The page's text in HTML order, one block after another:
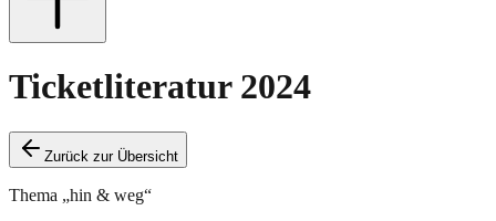
Ticketliteratur 2024
Zurück zur Übersicht
Thema „hin & weg“